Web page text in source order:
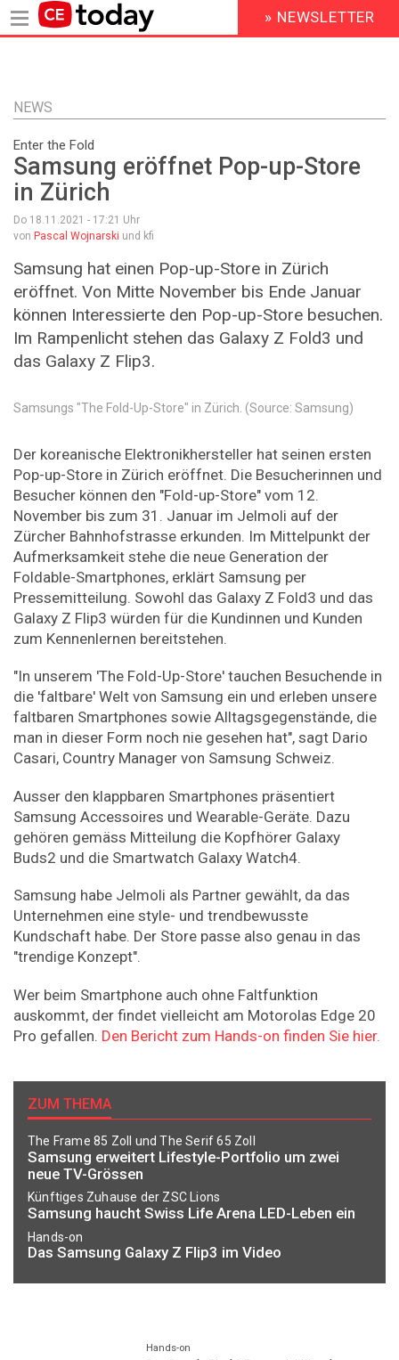
Inhalt
HEADER
MENU
» NEWSLETTER
NEWS
Enter the Fold
Samsung eröffnet Pop-up-Store
in Zürich
Do 18.11.2021 - 17:21 Uhr
von Pascal Wojnarski und kfi
Samsung hat einen Pop-up-Store in Zürich
eröffnet. Von Mitte November bis Ende Januar
können Interessierte den Pop-up-Store besuchen.
Im Rampenlicht stehen das Galaxy Z Fold3 und
das Galaxy Z Flip3.
Samsungs "The Fold-Up-Store" in Zürich. (Source: Samsung)
Der koreanische Elektronikhersteller hat seinen ersten
Pop-up-Store in Zürich eröffnet. Die Besucherinnen und
Besucher können den "Fold-up-Store" vom 12.
November bis zum 31. Januar im Jelmoli auf der
Zürcher Bahnhofstrasse erkunden. Im Mittelpunkt der
Aufmerksamkeit stehe die neue Generation der
Foldable-Smartphones, erklärt Samsung per
Pressemitteilung. Sowohl das Galaxy Z Fold3 und das
Galaxy Z Flip3 würden für die Kundinnen und Kunden
zum Kennenlernen bereitstehen.
"In unserem 'The Fold-Up-Store' tauchen Besuchende in
die 'faltbare' Welt von Samsung ein und erleben unsere
faltbaren Smartphones sowie Alltagsgegenstände, die
man in dieser Form noch nie gesehen hat", sagt Dario
Casari, Country Manager von Samsung Schweiz.
Ausser den klappbaren Smartphones präsentiert
Samsung Accessoires und Wearable-Geräte. Dazu
gehören gemäss Mitteilung die Kopfhörer Galaxy
Buds2 und die Smartwatch Galaxy Watch4.
Samsung habe Jelmoli als Partner gewählt, da das
Unternehmen eine style- und trendbewusste
Kundschaft habe. Der Store passe also genau in das
"trendige Konzept".
Wer beim Smartphone auch ohne Faltfunktion
auskommt, der findet vielleicht am Motorolas Edge 20
Pro gefallen. Den Bericht zum Hands-on finden Sie hier.
ZUM THEMA
The Frame 85 Zoll und The Serif 65 Zoll
Samsung erweitert Lifestyle-Portfolio um zwei
neue TV-Grössen
Künftiges Zuhause der ZSC Lions
Samsung haucht Swiss Life Arena LED-Leben ein
Hands-on
Das Samsung Galaxy Z Flip3 im Video
Hands-on